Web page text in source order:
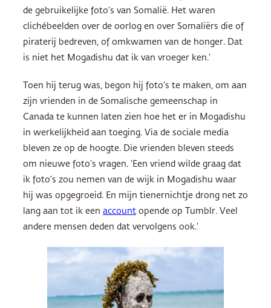
de gebruikelijke foto’s van Somalië. Het waren
clichébeelden over de oorlog en over Somaliërs die of
piraterij bedreven, of omkwamen van de honger. Dat
is niet het Mogadishu dat ik van vroeger ken.’
Toen hij terug was, begon hij foto’s te maken, om aan
zijn vrienden in de Somalische gemeenschap in
Canada te kunnen laten zien hoe het er in Mogadishu
in werkelijkheid aan toeging. Via de sociale media
bleven ze op de hoogte. Die vrienden bleven steeds
om nieuwe foto’s vragen. ‘Een vriend wilde graag dat
ik foto’s zou nemen van de wijk in Mogadishu waar
hij was opgegroeid. En mijn tienernichtje drong net zo
lang aan tot ik een account opende op Tumblr. Veel
andere mensen deden dat vervolgens ook.’